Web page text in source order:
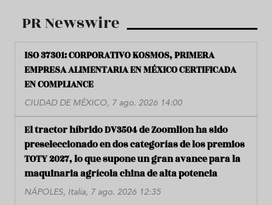
PR Newswire
ISO 37301: CORPORATIVO KOSMOS, PRIMERA
EMPRESA ALIMENTARIA EN MÉXICO CERTIFICADA
EN COMPLIANCE
CIUDAD DE MÉXICO, 7 ago. 2026 14:00
El tractor híbrido DV3504 de Zoomlion ha sido
preseleccionado en dos categorías de los premios
TOTY 2027, lo que supone un gran avance para la
maquinaria agrícola china de alta potencia
NÁPOLES, Italia, 7 ago. 2026 12:35